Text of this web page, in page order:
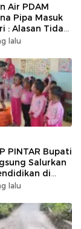
Air PDAM
Pipa Masuk
: Alasan Tidak
lalu
PINTAR Bupati
Salurkan
di
ll
lalu